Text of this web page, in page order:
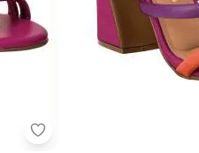
Verniz
Vizzano - Sandália